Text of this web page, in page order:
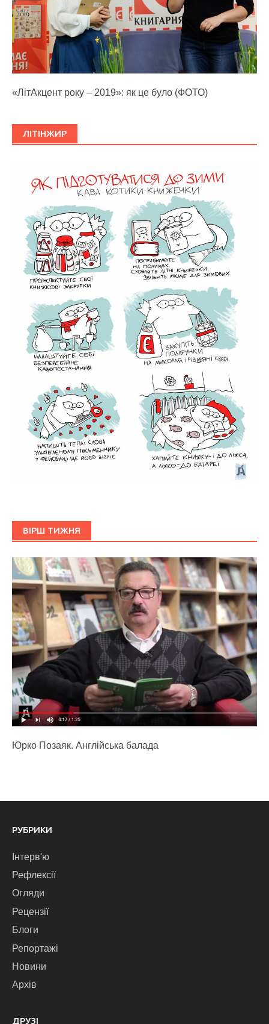
«ЛітАкцент року – 2019»: як це було (ФОТО)
ЛІТІНЖИР
ВІРШ ТИЖНЯ
Юрко Позаяк. Англійська балада
РУБРИКИ
Інтерв'ю
Рефлексії
Огляди
Рецензії
Блоги
Репортажі
Новини
Архів
ДРУЗІ